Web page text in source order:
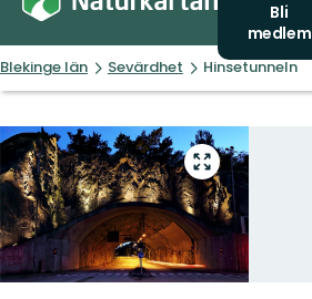
Bli
medlem
Blekinge län Sevärdhet Hinsetunneln
Gå
till
helskärmsläge